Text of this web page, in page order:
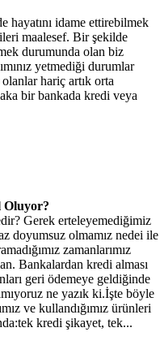
hayatını idame ettirebilmek
maalesef. Bir şekilde
durumunda olan biz
yetmediği durumlar
hariç artık orta
bir bankada kredi veya
Oluyor?
Gerek erteleyemediğimiz
doyumsuz olmamız nedei ile
zamanlarımız
Bankalardan kredi alması
geri ödemeye geldiğinde
ne yazık ki.İşte böyle
ve kullandığımız ürünleri
kredi şikayet, tek...